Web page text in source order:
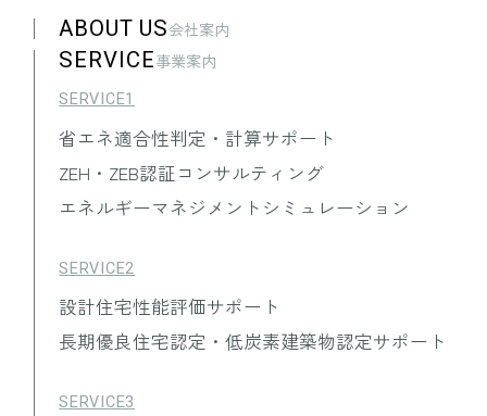
4.個人情報の安全管理
当社は、個人情報の保護に関して、組
織的、物理的、人的、技術的に適切な
対策を実施し、当社の取り扱う個人情
報の漏えい、滅失又はき損の防止その
他の個人情報の安全管理のために必要
かつ適切な措置を講ずるものとしま
当社は、お客様に関する次に掲げる個
人情報を取得します。
ABOUT US会社案内
SERVICE事業案内
SERVICE1
省エネ適合性判定・計算サポート
ZEH・ZEB認証コンサルティング
エネルギーマネジメントシミュレーション
SERVICE2
設計住宅性能評価サポート
長期優良住宅認定・低炭素建築物認定サポート
SERVICE3